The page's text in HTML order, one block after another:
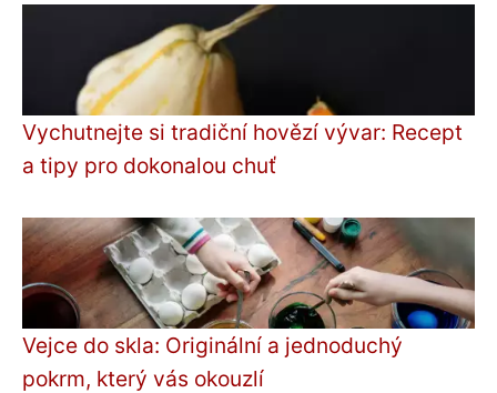
Vychutnejte si tradiční hovězí vývar: Recept
a tipy pro dokonalou chuť
Vejce do skla: Originální a jednoduchý
pokrm, který vás okouzlí